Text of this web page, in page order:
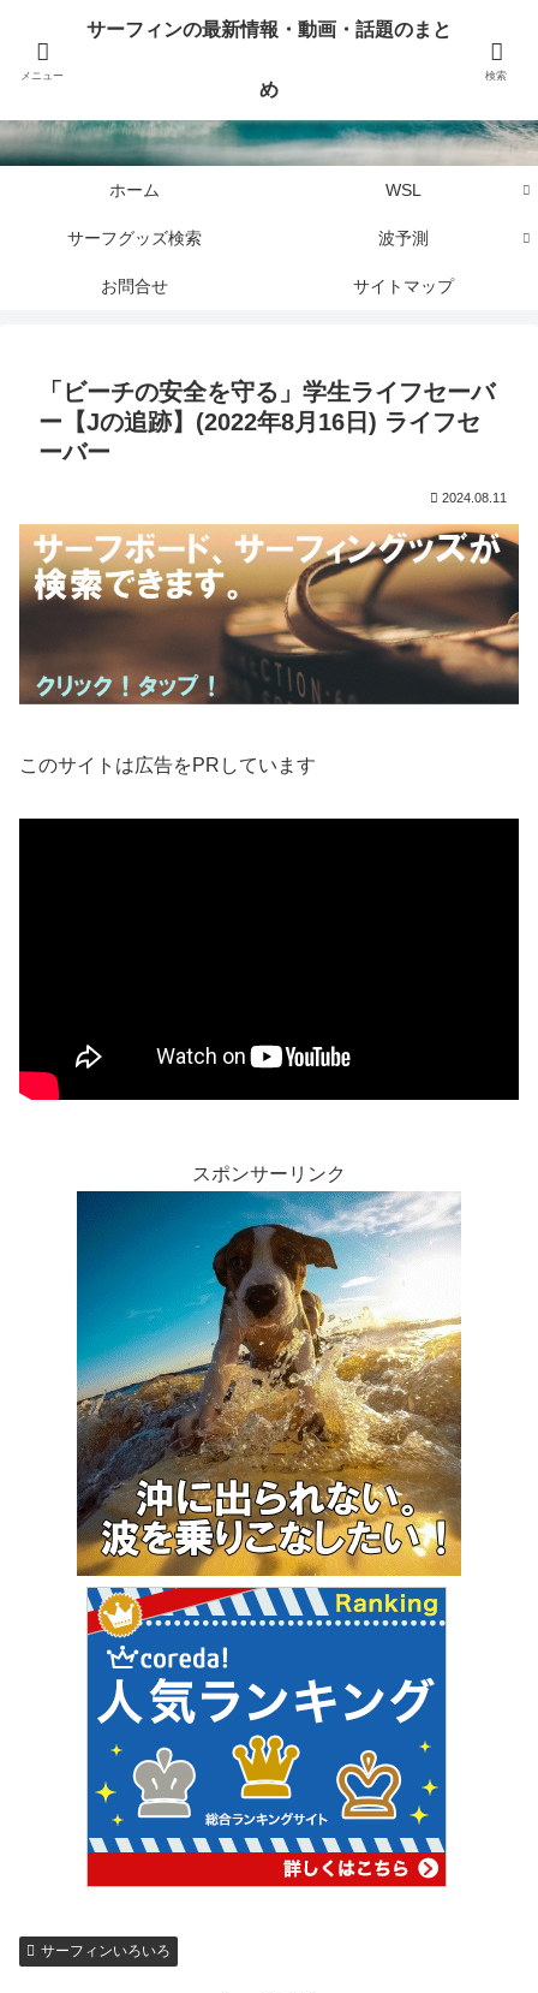
サーフィンに関するニュース・話題や最新情報を写真、画像、動画でまとめて
ホーム WSL
サーフグッズ検索 波予測
お問合せ サイトマップ
「ビーチの安全を守る」学生ライフセーバ
ー【Jの追跡】(2022年8月16日) ライフセ
ーバー
2024.08.11
このサイトは広告をPRしています
スポンサーリンク
サーフィンいろいろ
メニュー
サーフィンの最新情報・動画・話題のまと
め
検索